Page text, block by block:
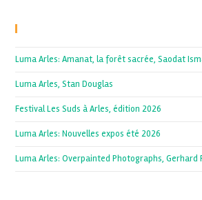
Luma Arles: Amanat, la forêt sacrée, Saodat
Luma Arles, Stan Douglas
Festival Les Suds à Arles, édition 2026
Luma Arles: Nouvelles expos été 2026
Luma Arles: Overpainted Photographs, Gerhard